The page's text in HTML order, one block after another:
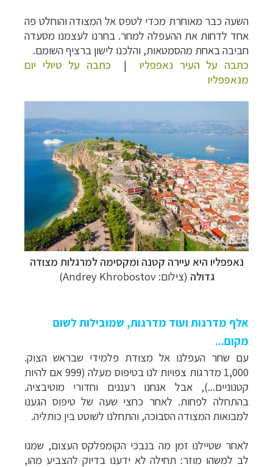
השעה כבר מאוחרת מכדי לטפס אל המצודה והוחלט פה
אחד לדחות את ההעפלה למחר. בחרנו לעצמנו מסעדה
חביבה באחת מהסמטאות, והלכנו לישון ברציף השומם.
כתבה על העיר נאפפליו| כתבה על טיולי יום
מנאפפליו
נאפפליו היא עיירה קטנה ומקסימה למרגלות מצודה
גדולה (צילום:Andrey Khrobostov
)
אלף מדרגות ועוד מדרגות, שמובילות לשום
מקום...
עם שחר העפלנו אל מצודת פלמידי שבראש הצוק.
1,000 מדרגות צפויות לנו בטיפוס מעלה (999 אם להיות
קטנוניים...), אבל אנחנו רעננים וחדורי מוטיבציה.
בהתחלה לפחות. לאחר כחצי שעה של טיפוס הגענו
למבואות המצודה הסבוכה, והתחלנו לשוטט בין כותליה.
לאחר שטיילנו זמן מה בנבכי הקומפלקס העצום, שמנו
לב למשהו מוזר: תחילה לא ידענו בדיוק להצביע מהו,